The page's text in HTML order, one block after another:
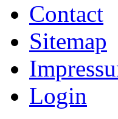
Contact
Sitemap
Login